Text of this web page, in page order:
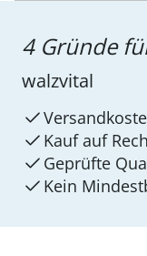
4 Gründe
walzvital
Kauf auf
Geprüfte
Kein